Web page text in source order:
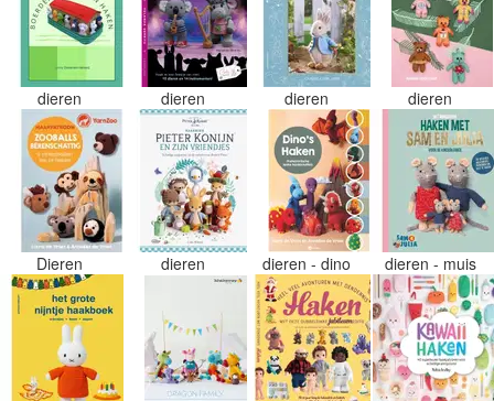
dieren dieren dieren dieren
Dieren dieren dieren - dino dieren - muis